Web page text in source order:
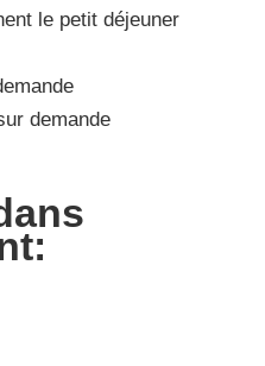
le petit déjeuner
demande